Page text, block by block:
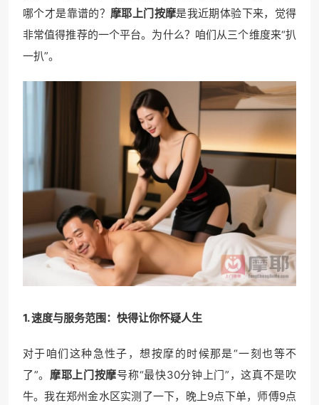
哪个才是靠谱的？ 摩耶上门按摩是我近期体验下来，觉得
非常值得推荐的一个平台。为什么？咱们从三个维度来“扒
一扒”。
1. 速度与服务范围：快得让你怀疑人生
对于咱们这种急性子，想按摩的时候那是“一刻也等不
了”。摩耶上门按摩号称“最快30分钟上门”，这真不是吹
牛。我在郑州金水区实测了一下，晚上9点下单，师傅9点